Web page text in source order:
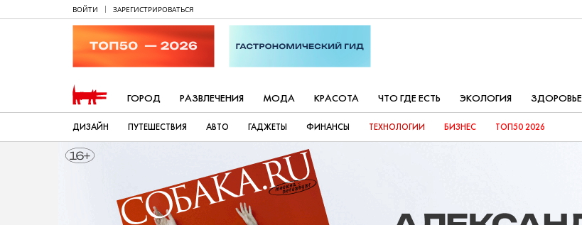
ВОЙТИ ЗАРЕГИСТРИРОВАТЬСЯ
ГОРОД РАЗВЛЕЧЕНИЯ МОДА КРАСОТА ЧТО ГДЕ ЕСТЬ ЭКОЛОГИЯ ЗДОРОВЬЕ
ДИЗАЙН ПУТЕШЕСТВИЯ АВТО ГАДЖЕТЫ ФИНАНСЫ ТЕХНОЛОГИИ БИЗНЕС ТОП50 2026